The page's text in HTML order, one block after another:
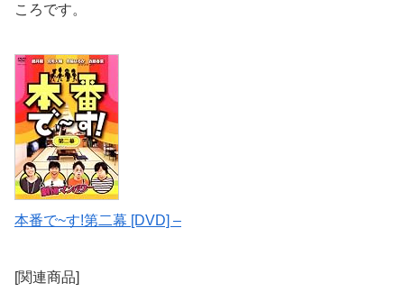
ころです。
本番で~す!第二幕 [DVD] –
[関連商品]